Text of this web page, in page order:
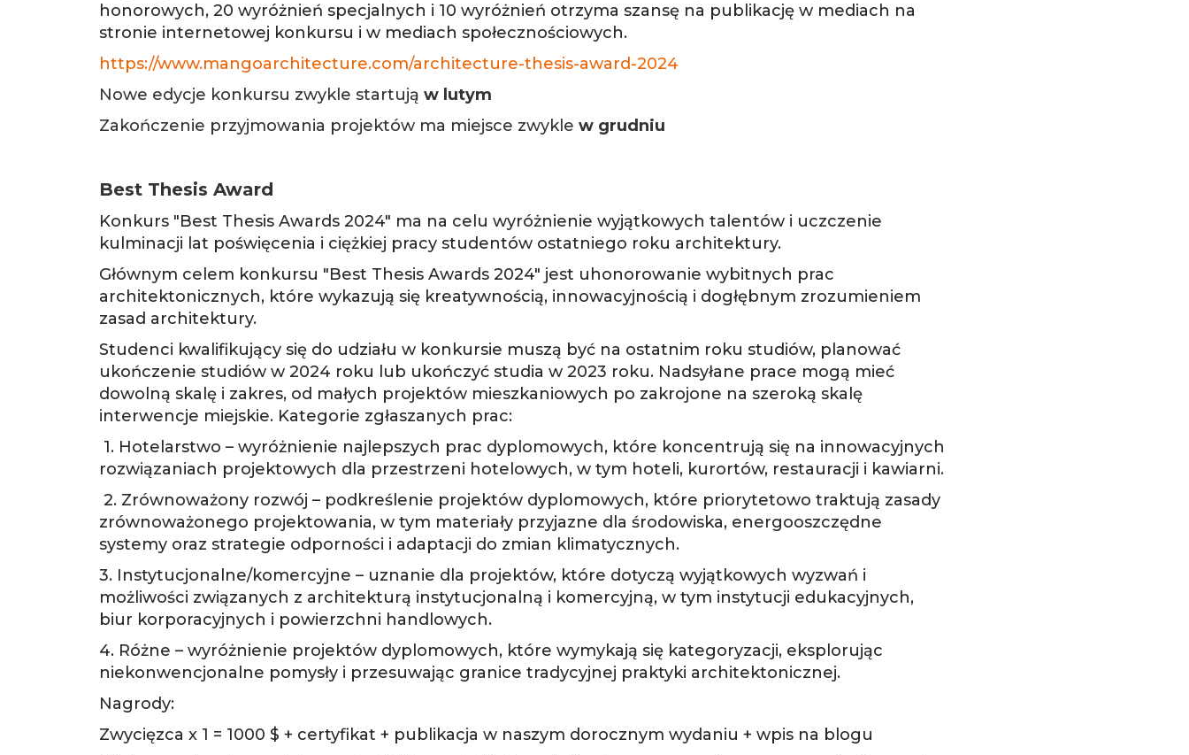
honorowych, 20 wyróżnień specjalnych i 10 wyróżnień otrzyma szansę na publikację w mediach na
stronie internetowej konkursu i w mediach społecznościowych.
https://www.mangoarchitecture.com/architecture-thesis-award-2024
Nowe edycje konkursu zwykle startują w lutym
Zakończenie przyjmowania projektów ma miejsce zwykle w grudniu
Best Thesis Award
Konkurs "Best Thesis Awards 2024" ma na celu wyróżnienie wyjątkowych talentów i uczczenie
kulminacji lat poświęcenia i ciężkiej pracy studentów ostatniego roku architektury.
Głównym celem konkursu "Best Thesis Awards 2024" jest uhonorowanie wybitnych prac
architektonicznych, które wykazują się kreatywnością, innowacyjnością i dogłębnym zrozumieniem
zasad architektury.
Studenci kwalifikujący się do udziału w konkursie muszą być na ostatnim roku studiów, planować
ukończenie studiów w 2024 roku lub ukończyć studia w 2023 roku. Nadsyłane prace mogą mieć
dowolną skalę i zakres, od małych projektów mieszkaniowych po zakrojone na szeroką skalę
interwencje miejskie. Kategorie zgłaszanych prac:
1. Hotelarstwo – wyróżnienie najlepszych prac dyplomowych, które koncentrują się na innowacyjnych
rozwiązaniach projektowych dla przestrzeni hotelowych, w tym hoteli, kurortów, restauracji i kawiarni.
2. Zrównoważony rozwój – podkreślenie projektów dyplomowych, które priorytetowo traktują zasady
zrównoważonego projektowania, w tym materiały przyjazne dla środowiska, energooszczędne
systemy oraz strategie odporności i adaptacji do zmian klimatycznych.
3. Instytucjonalne/komercyjne – uznanie dla projektów, które dotyczą wyjątkowych wyzwań i
możliwości związanych z architekturą instytucjonalną i komercyjną, w tym instytucji edukacyjnych,
biur korporacyjnych i powierzchni handlowych.
4. Różne – wyróżnienie projektów dyplomowych, które wymykają się kategoryzacji, eksplorując
niekonwencjonalne pomysły i przesuwając granice tradycyjnej praktyki architektonicznej.
Nagrody:
Zwycięzca x 1 = 1000 $ + certyfikat + publikacja w naszym dorocznym wydaniu + wpis na blogu